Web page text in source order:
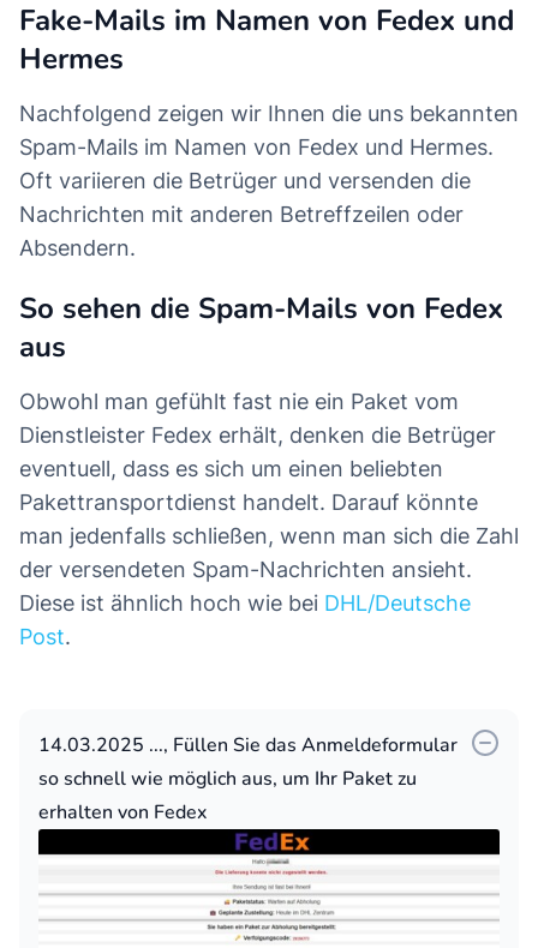
Fake-Mails im Namen von Fedex und
Hermes
Nachfolgend zeigen wir Ihnen die uns bekannten
Spam-Mails im Namen von Fedex und Hermes.
Oft variieren die Betrüger und versenden die
Nachrichten mit anderen Betreffzeilen oder
Absendern.
So sehen die Spam-Mails von Fedex
aus
Obwohl man gefühlt fast nie ein Paket vom
Dienstleister Fedex erhält, denken die Betrüger
eventuell, dass es sich um einen beliebten
Pakettransportdienst handelt. Darauf könnte
man jedenfalls schließen, wenn man sich die Zahl
der versendeten Spam-Nachrichten ansieht.
Diese ist ähnlich hoch wie bei DHL/Deutsche
Post.
14.03.2025 ..., Füllen Sie das Anmeldeformular
so schnell wie möglich aus, um Ihr Paket zu
erhalten von Fedex